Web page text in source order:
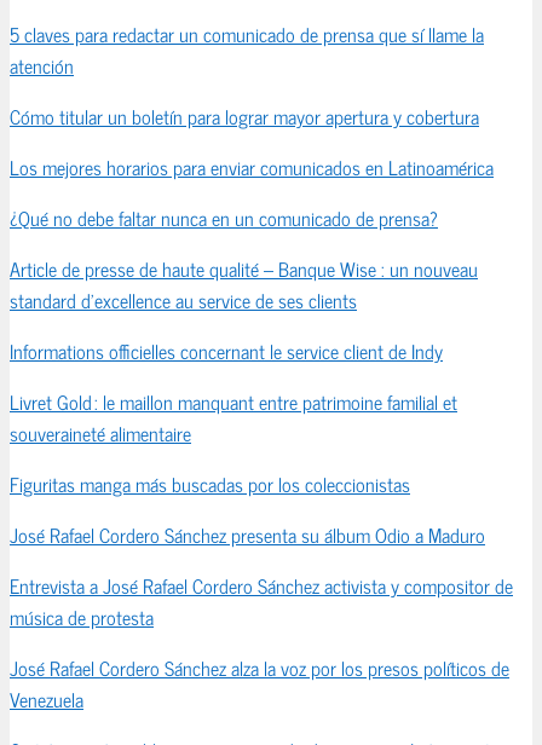
5 claves para redactar un comunicado de prensa que sí llame la
atención
Cómo titular un boletín para lograr mayor apertura y cobertura
Los mejores horarios para enviar comunicados en Latinoamérica
¿Qué no debe faltar nunca en un comunicado de prensa?
Article de presse de haute qualité – Banque Wise : un nouveau
standard d’excellence au service de ses clients
Informations officielles concernant le service client de Indy
Livret Gold : le maillon manquant entre patrimoine familial et
souveraineté alimentaire
Figuritas manga más buscadas por los coleccionistas
José Rafael Cordero Sánchez presenta su álbum Odio a Maduro
Entrevista a José Rafael Cordero Sánchez activista y compositor de
música de protesta
José Rafael Cordero Sánchez alza la voz por los presos políticos de
Venezuela